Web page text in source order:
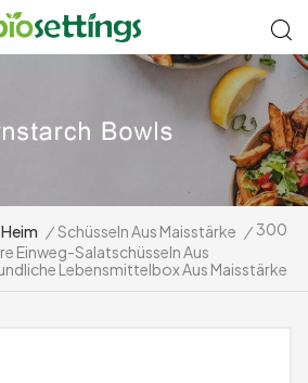
Heim / Schüsseln Aus Maisstärke / 300
Einweg-Salatschüsseln Aus
Lebensmittelbox Aus Maisstärke